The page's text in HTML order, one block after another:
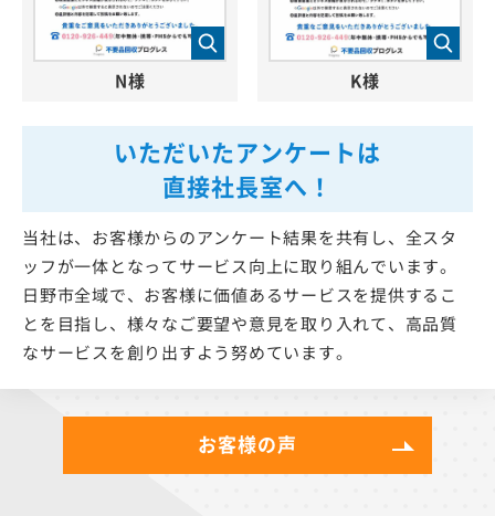
いただいたアンケートは
直接社長室へ！
当社は、お客様からのアンケート結果を共有し、全スタ
ッフが一体となってサービス向上に取り組んでいます。
日野市全域で、お客様に価値あるサービスを提供するこ
とを目指し、様々なご要望や意見を取り入れて、高品質
なサービスを創り出すよう努めています。
N様 K様
お客様の声